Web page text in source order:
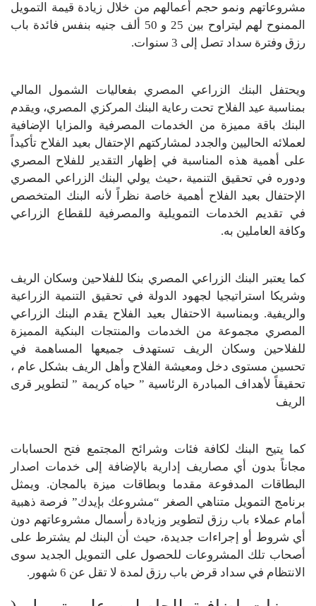
مشروعاتهم ونمو حجم أعمالهم من خلال زيادة قيمة التمويل
الممنوح لهم ليتراوح بين 25 و 50 ألف جنيه بنفس فائدة باب
رزق وفترة سداد تصل إلى 3 سنوات.
ويحتفل البنك الزراعي المصري بفعاليات الشمول المالي
بمناسبة عيد الفلاح تحت رعاية البنك المركزي المصري، ويقدم
البنك باقة مميزة من الخدمات المصرفية والمزايا الإضافية
لعملائه الحاليين والجدد لمشاركتهم الإحتفال بعيد الفلاح تأكيداً
على أهمية هذه المناسبة في إظهار التقدير للفلاح المصري
ودوره في تحقيق التنمية ،حيث يولي البنك الزراعي المصري
الإحتفال بعيد الفلاح أهمية خاصة نظراً لأنه البنك المتخصص
في تقديم الخدمات التمويلية والمصرفية للقطاع الزراعي
وكافة العاملين به.
كما يعتبر البنك الزراعي المصري بنكا للفلاحين وسكان الريف
وشريكا استراتيجيا لجهود الدولة في تحقيق التنمية الزراعية
والريفية. وبمناسبة الاحتفال بعيد الفلاح يقدم البنك الزراعي
المصري مجموعة من الخدمات والمنتجات البنكية المميزة
للفلاحين وسكان الريف تستهدف جميعها المساهمة في
تحسين مستوى دخل ومعيشة الفلاح وأهل الريف بشكل عام ،
تحقيقاً لأهداف المبادرة الرئاسية ” حياه كريمة ” لتطوير قرى
الريف
كما يتيح البنك لكافة فئات وشرائح المجتمع فتح الحسابات
مجاناً بدون أي مصاريف إدارية بالإضافة إلى خدمات اصدار
البطاقات المدفوعة مقدما وبطاقات ميزة بالمجان. ويمثل
برنامج التمويل متناهي الصغر “مشروعك بإيدك” فرصة ذهبية
أمام عملاء باب رزق لتطوير وزيادة رأسمال مشروعاتهم دون
أي شروط أو إجراءات جديدة، حيث أن البنك لم يشترط على
أصحاب تلك المشروعات للحصول على التمويل الجديد سوى
الانتظام في سداد قرض باب رزق لمدة لا تقل عن 6 شهور.